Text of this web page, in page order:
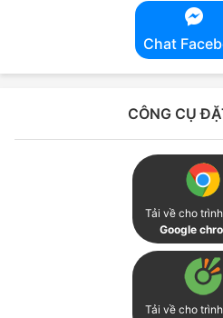
Chat
CÔNG CỤ
Tải về cho
Google
Tải về cho